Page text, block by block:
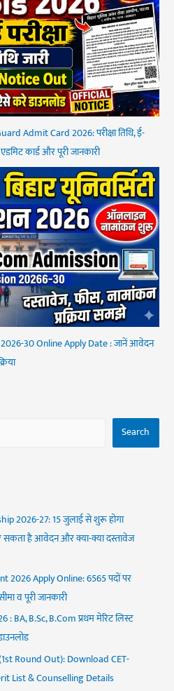
Admit Card 2026: परीक्षा तिथि, ई-
कार्ड और पूरी जानकारी
30 Online Apply Date : जानें आवेदन
Search
2026-27: 15 जुलाई से शुरू होगा
है आवेदन और क्या-क्या दस्तावेज
2026 Apply Online: 6565 पदों पर
व पूरी जानकारी
BA, B.Sc, B.Com प्रथम मेरिट लिस्ट
Round Out): Download CET-
List & Counselling Details